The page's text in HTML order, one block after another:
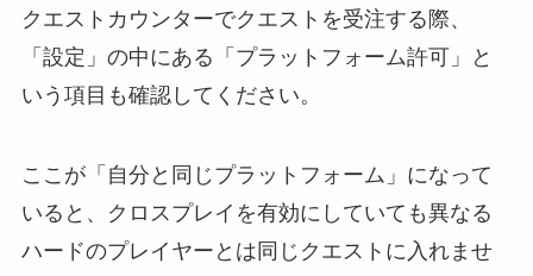
クエストカウンターでクエストを受注する際、
「設定」の中にある「プラットフォーム許可」と
いう項目も確認してください。
ここが「自分と同じプラットフォーム」になって
いると、クロスプレイを有効にしていても異なる
ハードのプレイヤーとは同じクエストに入れませ